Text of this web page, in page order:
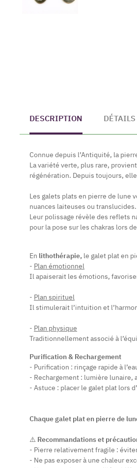
DESCRIPTION
Connue depuis l’Antiquité, la
La variété verte, plus rare,
régénération. Depuis toujours,
Les galets plats en pierre de lune
nuances laiteuses ou translucides.
Leur polissage révèle des reflets
pour la pose sur les chakras lors
En lithothérapie, le galet plat en
- Plan émotionnel
Il apaiserait les émotions,
- Plan spirituel
Il stimulerait l’intuition et
- Plan physique
Traditionnellement associé à
Purification & Rechargement
- Purification : rinçage rapide à
- Rechargement : lumière lunaire,
- Astuce : placer le galet plat lors
Chaque galet plat en pierre de
⚠️ Recommandations et
- Pierre relativement fragile :
- Ne pas exposer à une chaleur